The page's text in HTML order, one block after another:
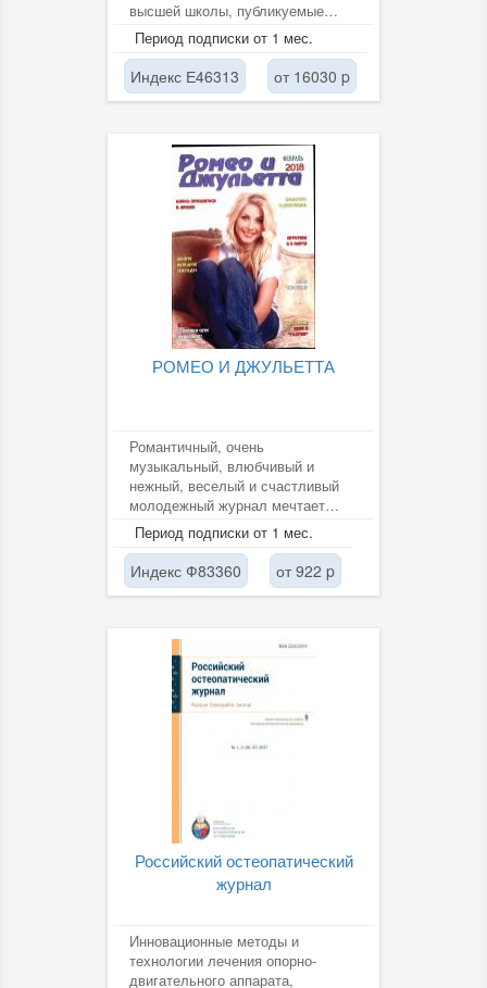
высшей школы, публикуемые
материалы дают пищу для
размышления и помогают...
Период подписки от 1 мес.
Индекс Е46313 от 16030 p
РОМЕО И ДЖУЛЬЕТТА
Романтичный, очень
музыкальный, влюбчивый и
нежный, веселый и счастливый
молодежный журнал мечтает
познакомиться с такими же
читателями. Самых...
Период подписки от 1 мес.
Индекс Ф83360 от 922 p
Российский остеопатический
журнал
Инновационные методы и
технологии лечения опорно-
двигательного аппарата,